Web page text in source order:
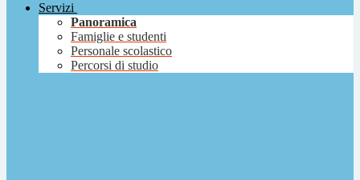
Servizi
Panoramica
Famiglie e studenti
Personale scolastico
Percorsi di studio